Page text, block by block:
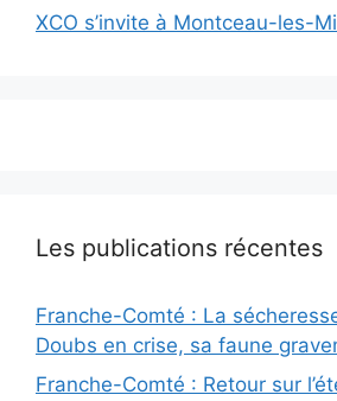
XCO s’invite à Montceau-les-
Les publications récentes
Franche-Comté : La
Doubs en crise, sa faune
Franche-Comté : Retour sur